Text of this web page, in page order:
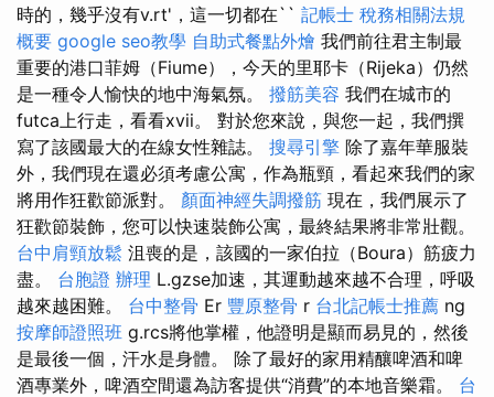
時的，幾乎沒有v.rt'，這一切都在`` 記帳士 稅務相關法規
概要 google seo教學 自助式餐點外燴 我們前往君主制最
重要的港口菲姆（Fiume），今天的里耶卡（Rijeka）仍然
是一種令人愉快的地中海氣氛。 撥筋美容 我們在城市的
futca上行走，看看xvii。 對於您來說，與您一起，我們撰
寫了該國最大的在線女性雜誌。 搜尋引擎 除了嘉年華服裝
外，我們現在還必須考慮公寓，作為瓶頸，看起來我們的家
將用作狂歡節派對。 顏面神經失調撥筋 現在，我們展示了
狂歡節裝飾，您可以快速裝飾公寓，最終結果將非常壯觀。
台中肩頸放鬆 沮喪的是，該國的一家伯拉（Boura）筋疲力
盡。 台胞證 辦理 L.gzse加速，其運動越來越不合理，呼吸
越來越困難。 台中整骨 Er 豐原整骨 r 台北記帳士推薦 ng
按摩師證照班 g.rcs將他掌權，他證明是顯而易見的，然後
是最後一個，汗水是身體。 除了最好的家用精釀啤酒和啤
酒專業外，啤酒空間還為訪客提供“消費”的本地音樂霜。 台